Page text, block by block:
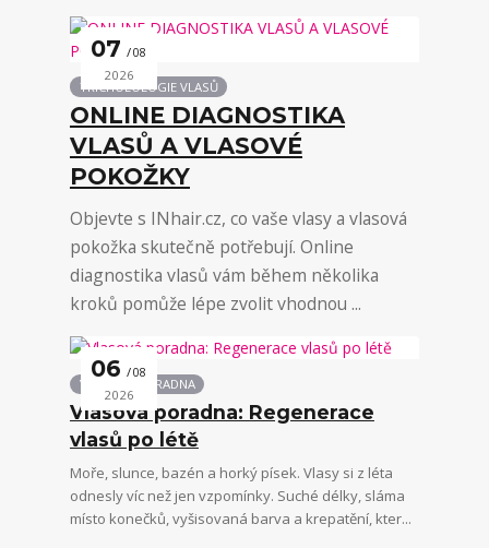
07 08
2026
TRICHOLOLOGIE VLASŮ
ONLINE DIAGNOSTIKA
VLASŮ A VLASOVÉ
POKOŽKY
Objevte s INhair.cz, co vaše vlasy a vlasová
pokožka skutečně potřebují. Online
diagnostika vlasů vám během několika
kroků pomůže lépe zvolit vhodnou ...
06 08
2026
VLASOVÁ PORADNA
Vlasová poradna: Regenerace
vlasů po létě
Moře, slunce, bazén a horký písek. Vlasy si z léta
odnesly víc než jen vzpomínky. Suché délky, sláma
místo konečků, vyšisovaná barva a krepatění, kter...